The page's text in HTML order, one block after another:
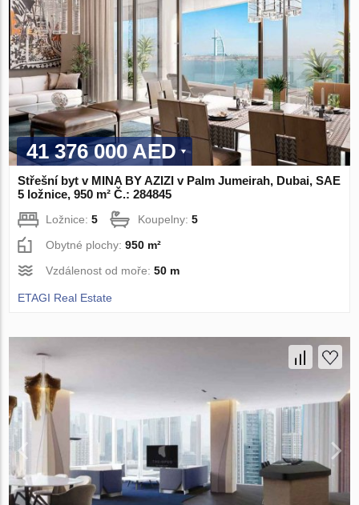
41 376 000 AED
Střešní byt v MINA BY AZIZI v Palm Jumeirah, Dubai, SAE
5 ložnice, 950 m² Č.: 284845
Ložnice:5 Koupelny:5
Obytné plochy:950 m²
Vzdálenost od moře:50 m
ETAGI Real Estate